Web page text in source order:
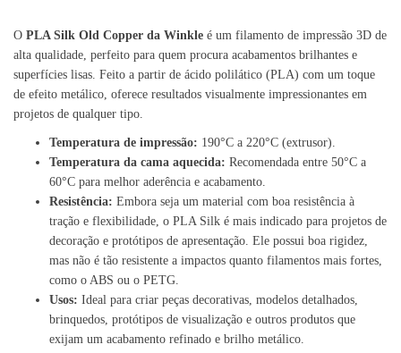
O PLA Silk Old Copper da Winkle é um filamento de impressão 3D de
alta qualidade, perfeito para quem procura acabamentos brilhantes e
superfícies lisas. Feito a partir de ácido polilático (PLA) com um toque
de efeito metálico, oferece resultados visualmente impressionantes em
projetos de qualquer tipo.
Temperatura de impressão: 190°C a 220°C (extrusor).
Temperatura da cama aquecida: Recomendada entre 50°C a
60°C para melhor aderência e acabamento.
Resistência: Embora seja um material com boa resistência à
tração e flexibilidade, o PLA Silk é mais indicado para projetos de
decoração e protótipos de apresentação. Ele possui boa rigidez,
mas não é tão resistente a impactos quanto filamentos mais fortes,
como o ABS ou o PETG.
Usos: Ideal para criar peças decorativas, modelos detalhados,
brinquedos, protótipos de visualização e outros produtos que
exijam um acabamento refinado e brilho metálico.